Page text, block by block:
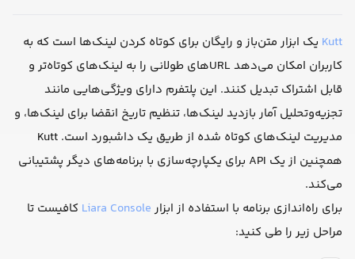
Kutt یک ابزار متن‌باز و رایگان برای کوتاه کردن لینک‌ها است که به
کاربران امکان می‌دهد URL‌های طولانی را به لینک‌های کوتاه‌تر و
قابل اشتراک تبدیل کنند. این پلتفرم دارای ویژگی‌هایی مانند
تجزیه‌وتحلیل آمار بازدید لینک‌ها، تنظیم تاریخ انقضا برای لینک‌ها، و
مدیریت لینک‌های کوتاه شده از طریق یک داشبورد است. Kutt
همچنین از یک API برای یکپارچه‌سازی با برنامه‌های دیگر پشتیبانی
می‌کند.
برای راه‌اندازی برنامه با استفاده از ابزارLiara Console کافیست تا
مراحل زیر را طی کنید: